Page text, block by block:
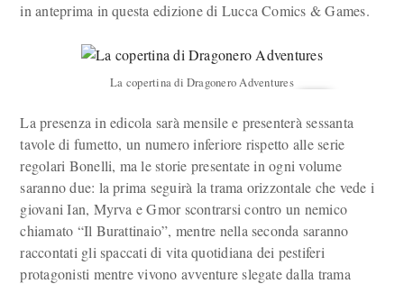
in anteprima in questa edizione di Lucca Comics & Games.
La copertina di Dragonero Adventures
La presenza in edicola sarà mensile e presenterà sessanta
tavole di fumetto, un numero inferiore rispetto alle serie
regolari Bonelli, ma le storie presentate in ogni volume
saranno due: la prima seguirà la trama orizzontale che vede i
giovani Ian, Myrva e Gmor scontrarsi contro un nemico
chiamato “Il Burattinaio”, mentre nella seconda saranno
raccontati gli spaccati di vita quotidiana dei pestiferi
protagonisti mentre vivono avventure slegate dalla trama